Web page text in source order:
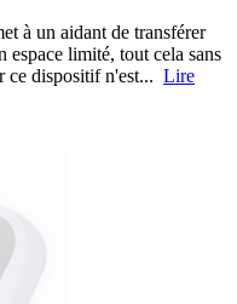
à un aidant de transférer
espace limité, tout cela sans
dispositif n'est... Lire